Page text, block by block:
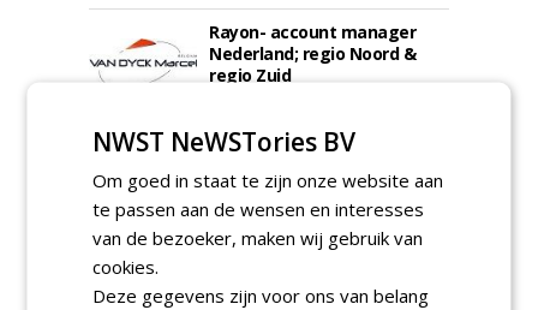
Rayon- account manager
Nederland; regio Noord &
regio Zuid
Boomrooier / boomverzorger
ETW bij Weijtmans
04-05-2026
Proefveldmedewerker/
Chauffeur
landbouwmachines bij DSV
06-08-2026, Ven-Zelderheide
NWST NeWSTories BV
Om goed in staat te zijn onze website aan
te passen aan de wensen en interesses
van de bezoeker, maken wij gebruik van
cookies.
Deze gegevens zijn voor ons van belang